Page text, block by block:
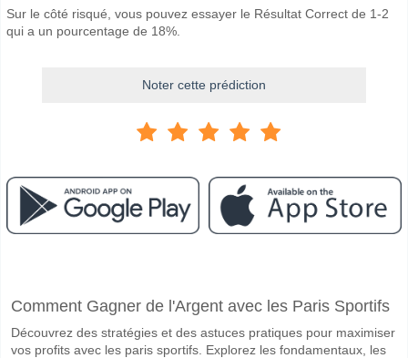
Sur le côté risqué, vous pouvez essayer le Résultat Correct de 1-2
qui a un pourcentage de 18%.
Noter cette prédiction
Le match entre Hereford v Kidderminster 26 December 2025 15:00.
Quelle est l'équipe favorite pour gagner entre Hereford
Comment Gagner de l'Argent avec les Paris Sportifs
Découvrez des stratégies et des astuces pratiques pour maximiser
vos profits avec les paris sportifs. Explorez les fondamentaux, les